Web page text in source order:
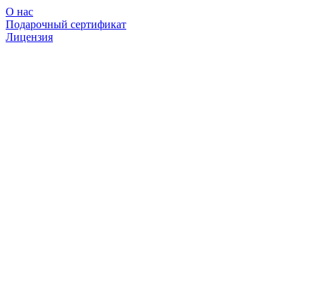
О нас
Подарочный сертификат
Лицензия